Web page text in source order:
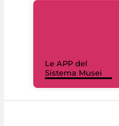
Le APP del
Sistema Musei